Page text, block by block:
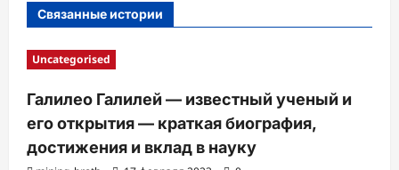
Связанные истории
Uncategorised
Галилео Галилей — известный ученый и
его открытия — краткая биография,
достижения и вклад в науку